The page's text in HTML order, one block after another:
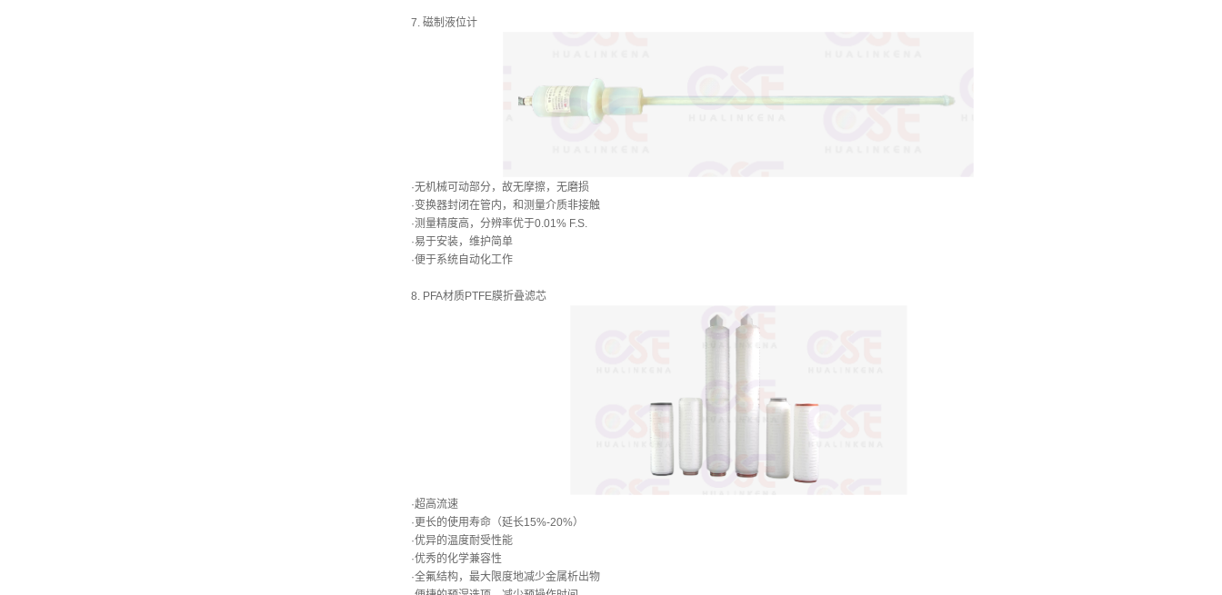
7. 磁制液位计
·无机械可动部分，故无摩擦，无磨损
·变换器封闭在管内，和测量介质非接触
·测量精度高，分辨率优于0.01% F.S.
·易于安装，维护简单
·便于系统自动化工作
8. PFA材质PTFE膜折叠滤芯
·超高流速
·更长的使用寿命（延长15%-20%）
·优异的温度耐受性能
·优秀的化学兼容性
·全氟结构，最大限度地减少金属析出物